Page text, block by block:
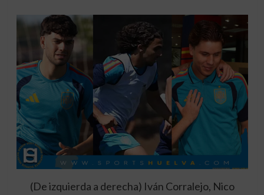
(De izquierda a derecha) Iván Corralejo, Nico